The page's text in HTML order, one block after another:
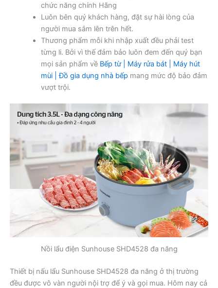
chức năng chính Hãng
Luôn bên quý khách hàng, đặt sự hài lòng của
người mua sắm lên trên hết.
Thương phẩm mỗi khi nhập xuất đều phải test
từng li. Bởi vì thế đảm bảo luôn đem đến quý bạn
mọi sản phẩm về Bếp từ | Máy rửa bát | Máy hút
mùi | Đồ gia dụng nhà bếp mang mức độ bảo đảm
vượt trội.
Nồi lẩu điện Sunhouse SHD4528 đa năng
Thiết bị nấu lẩu Sunhouse SHD4528 đa năng ở thị trường
đều được vô vàn người nội trợ để ý và gọi mua. Hôm nay cả